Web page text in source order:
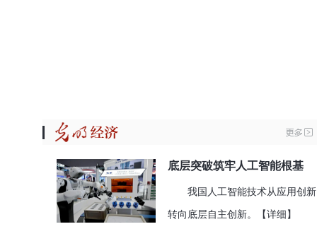
底层突破筑牢人工智能根基
我国人工智能技术从应用创新
转向底层自主创新。 【详细】